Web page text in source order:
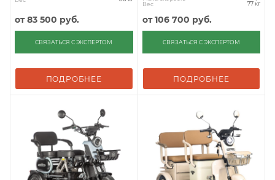
от83 500 руб.
СВЯЗАТЬСЯ С ЭКСПЕРТОМ
ПОДРОБНЕЕ
Вес 77 кг
от106 700 руб.
СВЯЗАТЬСЯ С ЭКСПЕРТОМ
ПОДРОБНЕЕ